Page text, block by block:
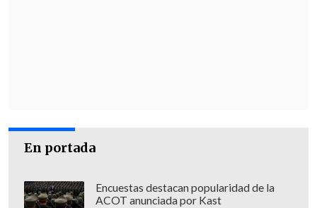
En portada
Encuestas destacan popularidad de la
ACOT anunciada por Kast